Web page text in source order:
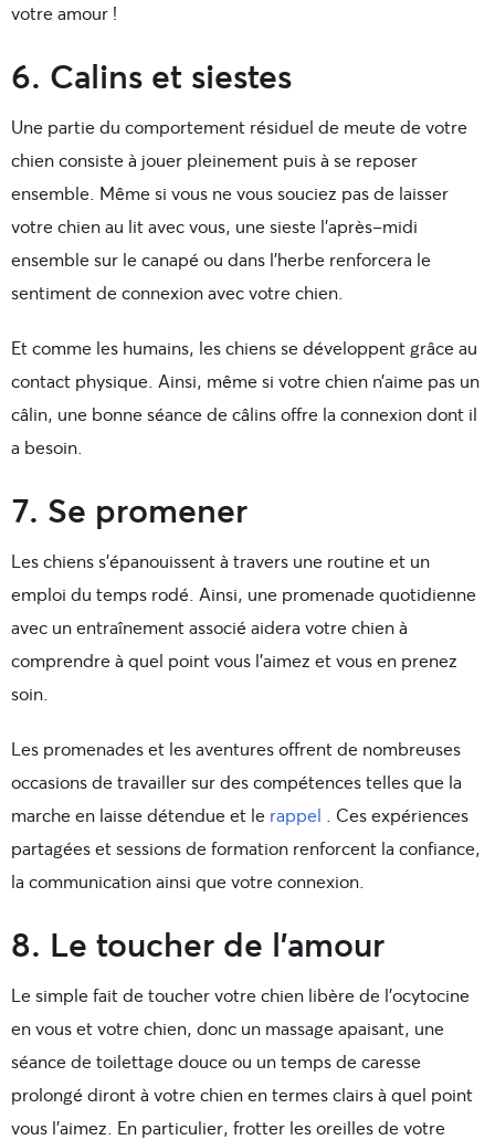
votre amour !
6. Calins et siestes
Une partie du comportement résiduel de meute de votre
chien consiste à jouer pleinement puis à se reposer
ensemble. Même si vous ne vous souciez pas de laisser
votre chien au lit avec vous, une sieste l’après-midi
ensemble sur le canapé ou dans l’herbe renforcera le
sentiment de connexion avec votre chien.
Et comme les humains, les chiens se développent grâce au
contact physique. Ainsi, même si votre chien n’aime pas un
câlin, une bonne séance de câlins offre la connexion dont il
a besoin.
7. Se promener
Les chiens s’épanouissent à travers une routine et un
emploi du temps rodé. Ainsi, une promenade quotidienne
avec un entraînement associé aidera votre chien à
comprendre à quel point vous l’aimez et vous en prenez
soin.
Les promenades et les aventures offrent de nombreuses
occasions de travailler sur des compétences telles que la
marche en laisse détendue et le rappel . Ces expériences
partagées et sessions de formation renforcent la confiance,
la communication ainsi que votre connexion.
8. Le toucher de l’amour
Le simple fait de toucher votre chien libère de l’ocytocine
en vous et votre chien, donc un massage apaisant, une
séance de toilettage douce ou un temps de caresse
prolongé diront à votre chien en termes clairs à quel point
vous l’aimez. En particulier, frotter les oreilles de votre